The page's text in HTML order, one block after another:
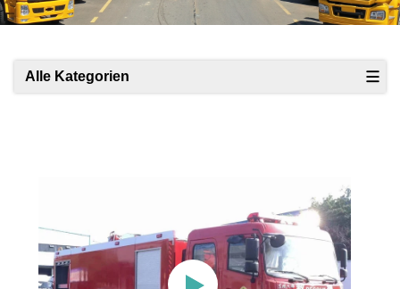
Alle Kategorien